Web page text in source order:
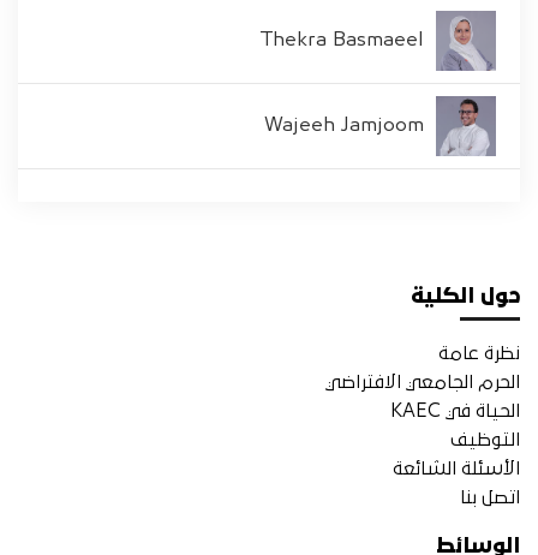
Thekra Basmaeel
Wajeeh Jamjoom
حول الكلية
نظرة عامة
الحرم الجامعي الافتراضي
الحياة في KAEC
التوظيف
الأسئلة الشائعة
اتصل بنا
الوسائط